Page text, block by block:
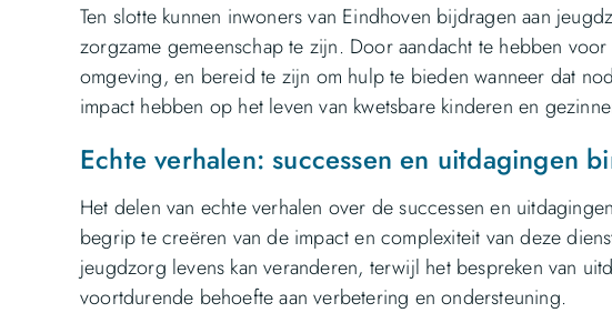
Ten slotte kunnen inwoners van Eindhoven bijdragen aan
zorgzame gemeenschap te zijn. Door aandacht te hebben
omgeving, en bereid te zijn om hulp te bieden wanneer dat
impact hebben op het leven van kwetsbare kinderen en
Echte verhalen: successen en uitdagingen
Het delen van echte verhalen over de successen en
begrip te creëren van de impact en complexiteit van deze
jeugdzorg levens kan veranderen, terwijl het bespreken van
voortdurende behoefte aan verbetering en ondersteuning.